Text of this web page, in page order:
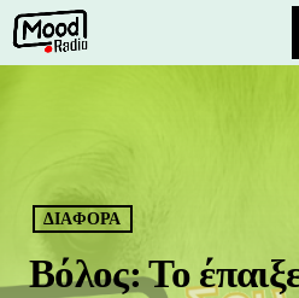
BLOG
TEAM
ΔΙΑΦΟΡΑ
Βόλος: Το